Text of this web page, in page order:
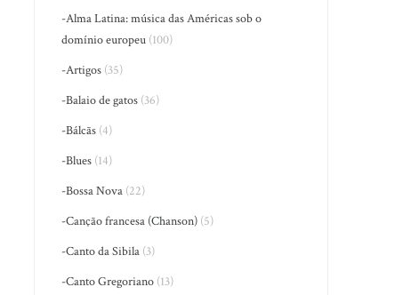
-Alma Latina: música das Américas sob o
domínio europeu (100)
-Artigos (35)
-Balaio de gatos (36)
-Bálcãs (4)
-Blues (14)
-Bossa Nova (22)
-Canção francesa (Chanson) (5)
-Canto da Sibila (3)
-Canto Gregoriano (13)